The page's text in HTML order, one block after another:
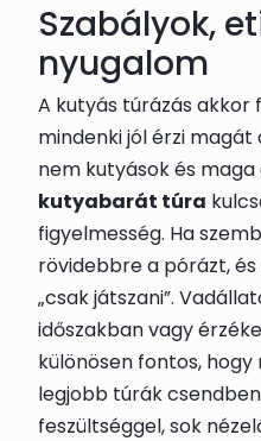
Szabályok,
nyugalom
A kutyás túrázás
mindenki jól érzi magát
nem kutyások és
kutyabarát túra
figyelmesség. Ha
rövidebbre a pórázt,
„csak játszani”.
időszakban vagy
különösen fontos,
legjobb túrák
feszültséggel, sok